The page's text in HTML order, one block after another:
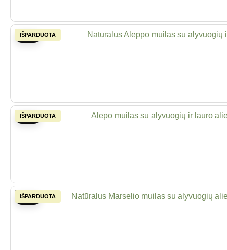
-20%
-20%
-20%